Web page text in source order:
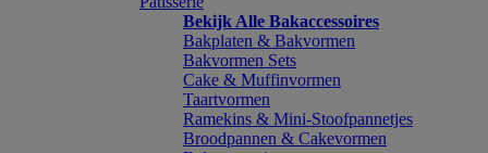
Bekijk Alle Bakaccessoires
Bakplaten & Bakvormen
Bakvormen Sets
Cake & Muffinvormen
Taartvormen
Ramekins & Mini-Stoofpannetjes
Broodpannen & Cakevormen